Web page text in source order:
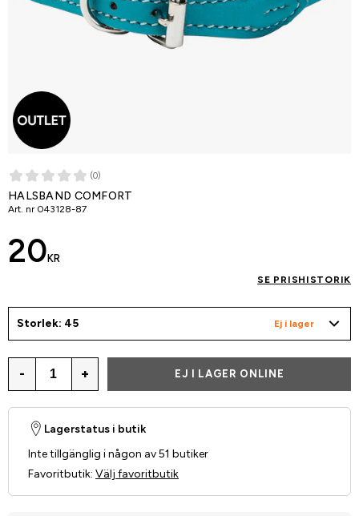
(0)
HALSBAND COMFORT
Art. nr 043128-87
20 KR
SE PRISHISTORIK
Storlek: 45 Ej i lager
- + EJ I LAGER ONLINE
Lagerstatus i butik
Inte tillgänglig i någon av 51 butiker
Favoritbutik: Välj favoritbutik